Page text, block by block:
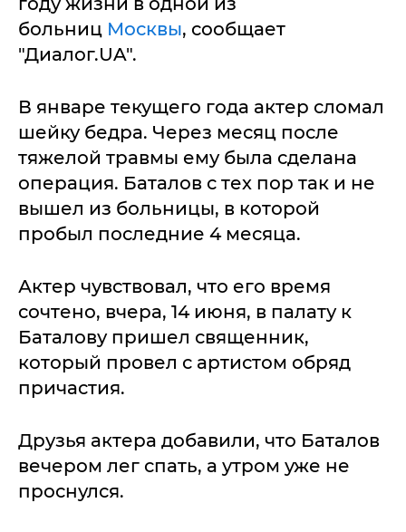
больниц Москвы, сообщает
"Диалог.UA".
В январе текущего года актер сломал
шейку бедра. Через месяц после
тяжелой травмы ему была сделана
операция. Баталов с тех пор так и не
вышел из больницы, в которой
пробыл последние 4 месяца.
Актер чувствовал, что его время
сочтено, вчера, 14 июня, в палату к
Баталову пришел священник,
который провел с артистом обряд
причастия.
Друзья актера добавили, что Баталов
вечером лег спать, а утром уже не
проснулся.